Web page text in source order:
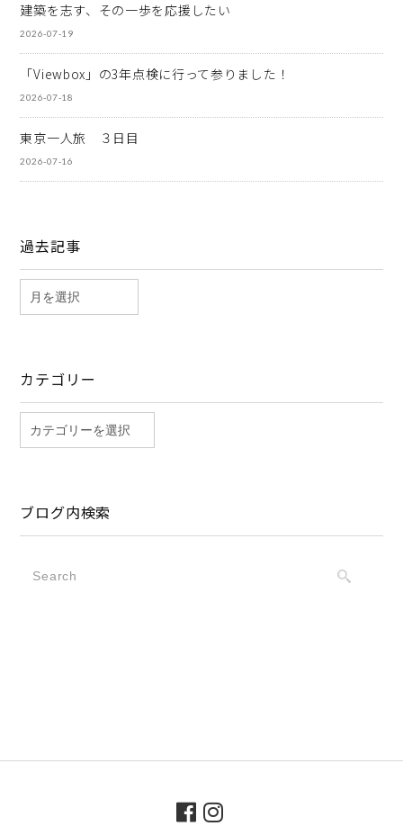
建築を志す、その一歩を応援したい
2026-07-19
「Viewbox」の3年点検に行って参りました！
2026-07-18
東京一人旅 ３日目
2026-07-16
過去記事
カテゴリー
ブログ内検索